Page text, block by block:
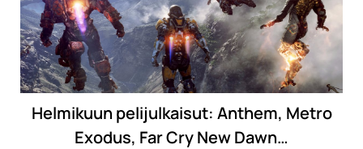
Helmikuun pelijulkaisut: Anthem, Metro
Exodus, Far Cry New Dawn…